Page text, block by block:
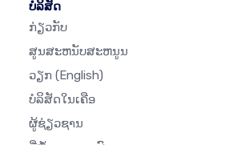
ບໍລິສັດ
ກ່ຽວກັບ
ສູນສະຫນັບສະຫນູນ
ວຽກ (English)
ບໍລິສັດໃນເຄືອ
ຜູ້ຊ່ຽວຊານ